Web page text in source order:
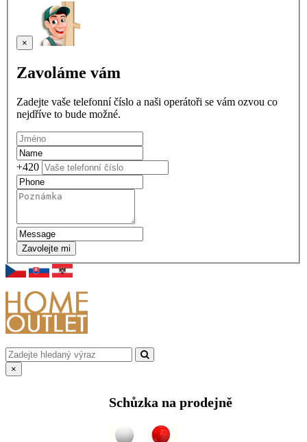
×
Zavoláme vám
Zadejte vaše telefonní číslo a naši operátoři se vám ozvou co
nejdříve to bude možné.
+420
Zavolejte mi
×
Schůzka na prodejně